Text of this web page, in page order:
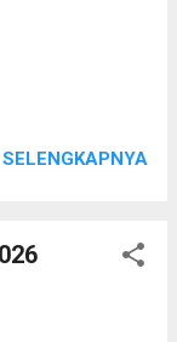
fisik dan